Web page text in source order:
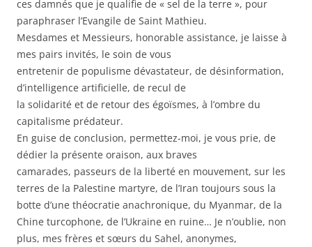
ces damnés que je qualifie de « sel de la terre », pour
paraphraser l’Evangile de Saint Mathieu.
Mesdames et Messieurs, honorable assistance, je laisse à
mes pairs invités, le soin de vous
entretenir de populisme dévastateur, de désinformation,
d’intelligence artificielle, de recul de
la solidarité et de retour des égoïsmes, à l’ombre du
capitalisme prédateur.
En guise de conclusion, permettez-moi, je vous prie, de
dédier la présente oraison, aux braves
camarades, passeurs de la liberté en mouvement, sur les
terres de la Palestine martyre, de l’Iran toujours sous la
botte d’une théocratie anachronique, du Myanmar, de la
Chine turcophone, de l’Ukraine en ruine… Je n’oublie, non
plus, mes frères et sœurs du Sahel, anonymes,